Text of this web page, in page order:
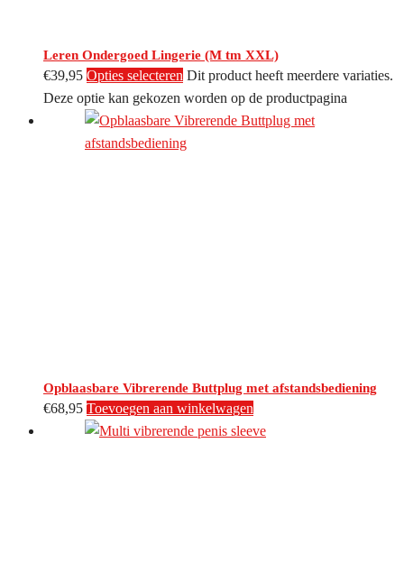
Leren Ondergoed Lingerie (M tm XXL)
€39,95 Opties selecteren Dit product heeft meerdere variaties.
Deze optie kan gekozen worden op de productpagina
Opblaasbare Vibrerende Buttplug met afstandsbediening
€68,95 Toevoegen aan winkelwagen